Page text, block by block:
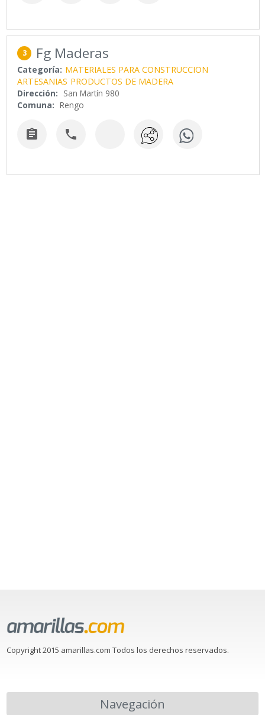
3 Fg Maderas
Categoría: MATERIALES PARA CONSTRUCCION
ARTESANIAS PRODUCTOS DE MADERA
Dirección: San Martín 980
Comuna: Rengo
 
Copyright 2015 amarillas.com Todos los derechos reservados.
Navegación